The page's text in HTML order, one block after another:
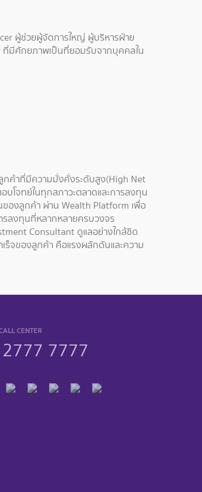
ผู้ช่วยผู้จัดการใหญ่ ผู้บริหารฝ่าย
ที่มีศักยภาพเป็นที่ยอมรับจากบุคคลใน
ค้าที่มีความมั่งคั่งระดับสูง(High Net
โจทย์ในทุกสภาวะตลาดและการลงทุน
ของลูกค้า ผ่าน Wealth Platform เพื่อ
ลงทุนที่หลากหลายครบวงจร
Consultant ดูแลอย่างใกล้ชิด
ร็จของลูกค้า คือแรงผลักดันและความ
CENTER
7777